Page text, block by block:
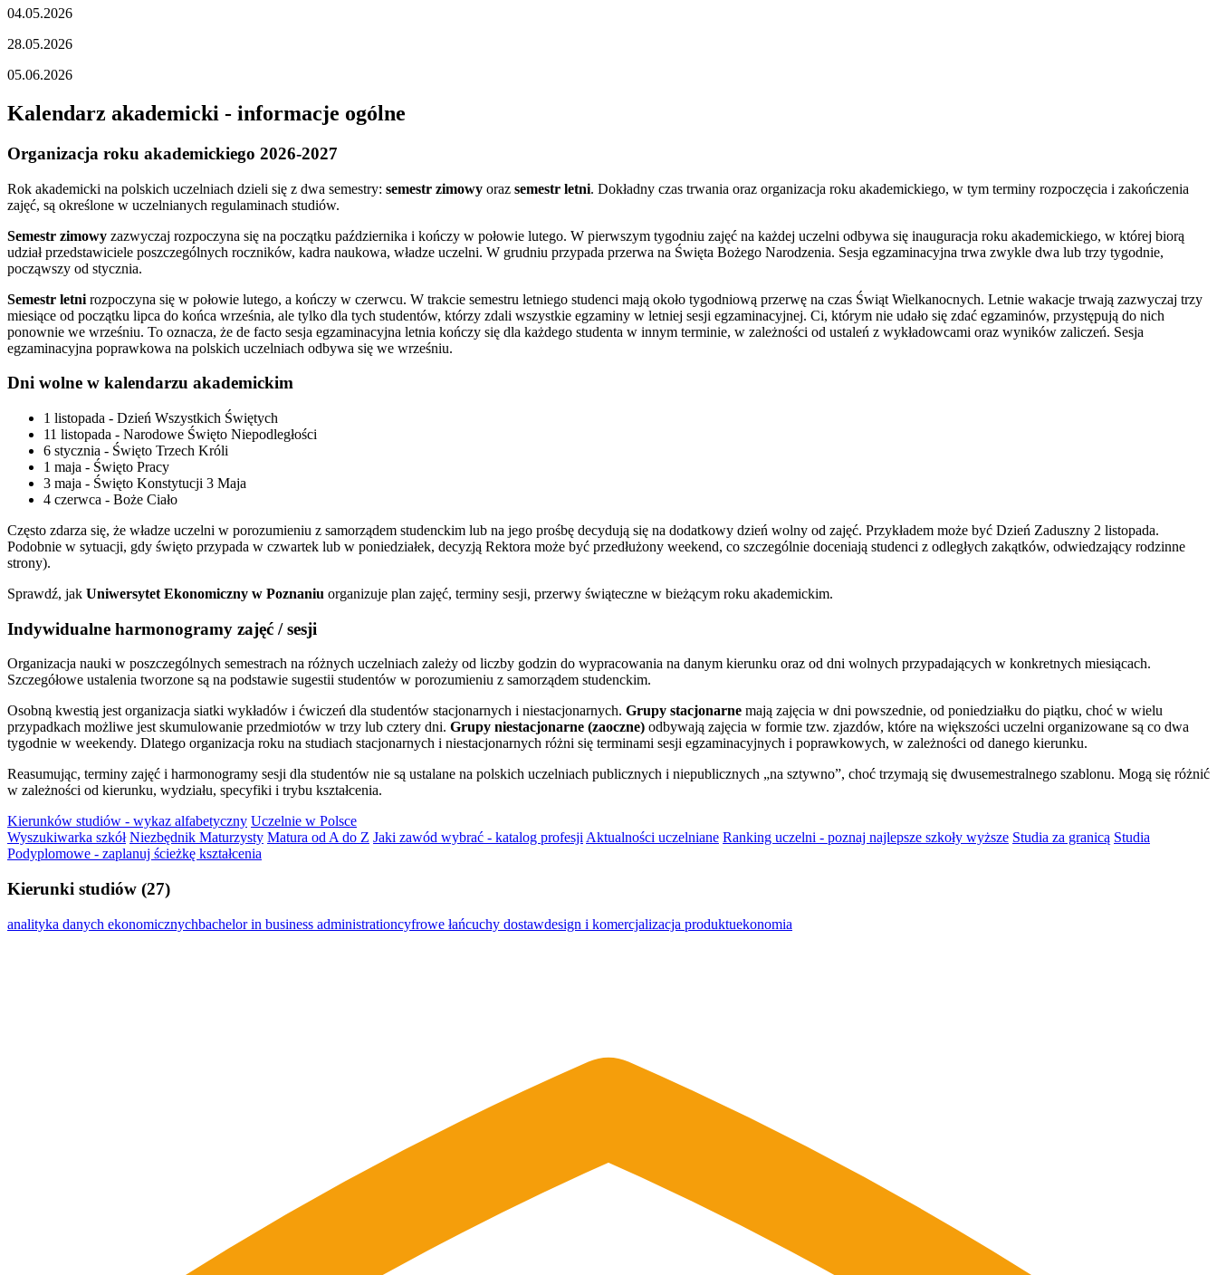
04.05.2026
28.05.2026
05.06.2026
Kalendarz akademicki - informacje ogólne
Organizacja roku akademickiego 2026-2027
Rok akademicki na polskich uczelniach dzieli się z dwa semestry: semestr zimowy oraz semestr letni. Dokładny czas trwania oraz organizacja roku akademickiego, w tym terminy rozpoczęcia i zakończenia
zajęć, są określone w uczelnianych regulaminach studiów.
Semestr zimowy zazwyczaj rozpoczyna się na początku października i kończy w połowie lutego. W pierwszym tygodniu zajęć na każdej uczelni odbywa się inauguracja roku akademickiego, w której biorą
udział przedstawiciele poszczególnych roczników, kadra naukowa, władze uczelni. W grudniu przypada przerwa na Święta Bożego Narodzenia. Sesja egzaminacyjna trwa zwykle dwa lub trzy tygodnie,
począwszy od stycznia.
Semestr letni rozpoczyna się w połowie lutego, a kończy w czerwcu. W trakcie semestru letniego studenci mają około tygodniową przerwę na czas Świąt Wielkanocnych. Letnie wakacje trwają zazwyczaj trzy
miesiące od początku lipca do końca września, ale tylko dla tych studentów, którzy zdali wszystkie egzaminy w letniej sesji egzaminacyjnej. Ci, którym nie udało się zdać egzaminów, przystępują do nich
ponownie we wrześniu. To oznacza, że de facto sesja egzaminacyjna letnia kończy się dla każdego studenta w innym terminie, w zależności od ustaleń z wykładowcami oraz wyników zaliczeń. Sesja
egzaminacyjna poprawkowa na polskich uczelniach odbywa się we wrześniu.
Dni wolne w kalendarzu akademickim
1 listopada - Dzień Wszystkich Świętych
11 listopada - Narodowe Święto Niepodległości
6 stycznia - Święto Trzech Króli
1 maja - Święto Pracy
3 maja - Święto Konstytucji 3 Maja
4 czerwca - Boże Ciało
Często zdarza się, że władze uczelni w porozumieniu z samorządem studenckim lub na jego prośbę decydują się na dodatkowy dzień wolny od zajęć. Przykładem może być Dzień Zaduszny 2 listopada.
Podobnie w sytuacji, gdy święto przypada w czwartek lub w poniedziałek, decyzją Rektora może być przedłużony weekend, co szczególnie doceniają studenci z odległych zakątków, odwiedzający rodzinne
strony).
Sprawdź, jak Uniwersytet Ekonomiczny w Poznaniu organizuje plan zajęć, terminy sesji, przerwy świąteczne w bieżącym roku akademickim.
Indywidualne harmonogramy zajęć / sesji
Organizacja nauki w poszczególnych semestrach na różnych uczelniach zależy od liczby godzin do wypracowania na danym kierunku oraz od dni wolnych przypadających w konkretnych miesiącach.
Szczegółowe ustalenia tworzone są na podstawie sugestii studentów w porozumieniu z samorządem studenckim.
Osobną kwestią jest organizacja siatki wykładów i ćwiczeń dla studentów stacjonarnych i niestacjonarnych. Grupy stacjonarne mają zajęcia w dni powszednie, od poniedziałku do piątku, choć w wielu
przypadkach możliwe jest skumulowanie przedmiotów w trzy lub cztery dni. Grupy niestacjonarne (zaoczne) odbywają zajęcia w formie tzw. zjazdów, które na większości uczelni organizowane są co dwa
tygodnie w weekendy. Dlatego organizacja roku na studiach stacjonarnych i niestacjonarnych różni się terminami sesji egzaminacyjnych i poprawkowych, w zależności od danego kierunku.
Reasumując, terminy zajęć i harmonogramy sesji dla studentów nie są ustalane na polskich uczelniach publicznych i niepublicznych „na sztywno”, choć trzymają się dwusemestralnego szablonu. Mogą się różnić
w zależności od kierunku, wydziału, specyfiki i trybu kształcenia.
Kierunków studiów - wykaz alfabetyczny Uczelnie w Polsce
Wyszukiwarka szkół Niezbędnik Maturzysty Matura od A do Z Jaki zawód wybrać - katalog profesjiAktualności uczelniane Ranking uczelni - poznaj najlepsze szkoły wyższe Studia za granicą Studia
Podyplomowe - zaplanuj ścieżkę kształcenia
Kierunki studiów (27)
analityka danych ekonomicznychbachelor in business administrationcyfrowe łańcuchy dostawdesign i komercjalizacja produktuekonomia